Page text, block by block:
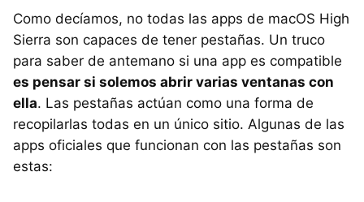
Como decíamos, no todas las apps de macOS High
Sierra son capaces de tener pestañas. Un truco
para saber de antemano si una app es compatible
es pensar si solemos abrir varias ventanas con
ella. Las pestañas actúan como una forma de
recopilarlas todas en un único sitio. Algunas de las
apps oficiales que funcionan con las pestañas son
estas: